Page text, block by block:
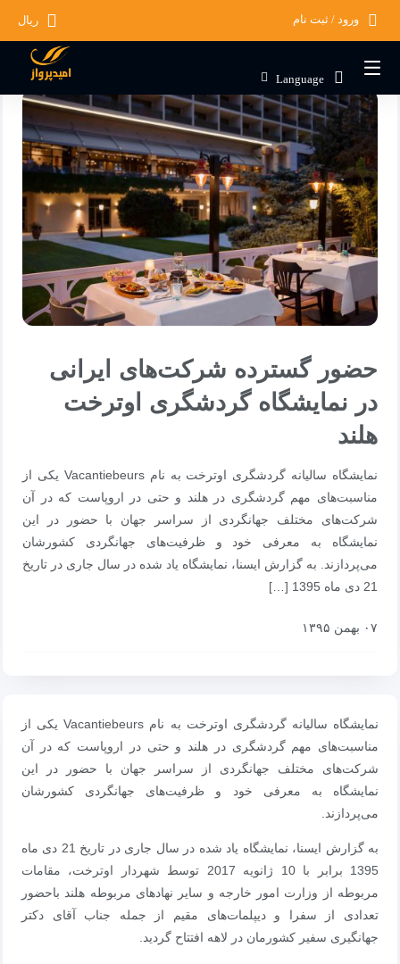
ریال ورود / ثبت نام
Language
حضور گسترده شرکت‌های
حضور گسترده شرکت‌های ایرانی
در نمایشگاه گردشگری اوترخت
هلند
نمایشگاه سالیانه گردشگری اوترخت به نام Vacantiebeurs یکی از
مناسبت‌های مهم گردشگری در هلند و حتی در اروپاست که در آن
شرکت‌های مختلف جهانگردی از سراسر جهان با حضور در این
نمایشگاه به معرفی خود و ظرفیت‌های جهانگردی کشورشان
می‌پردازند. به گزارش ایسنا، نمایشگاه یاد شده در سال جاری در تاریخ
21 دی ماه 1395 […]
۰۷ بهمن ۱۳۹۵
نمایشگاه سالیانه گردشگری اوترخت به نام Vacantiebeurs یکی از
مناسبت‌های مهم گردشگری در هلند و حتی در اروپاست که در آن
شرکت‌های مختلف جهانگردی از سراسر جهان با حضور در این
نمایشگاه به معرفی خود و ظرفیت‌های جهانگردی کشورشان
می‌پردازند.
به گزارش ایسنا، نمایشگاه یاد شده در سال جاری در تاریخ 21 دی ماه
1395 برابر با 10 ژانویه 2017 توسط شهردار اوترخت، مقامات
مربوطه از وزارت امور خارجه و سایر نهادهای مربوطه هلند باحضور
تعدادی از سفرا و دیپلمات‌های مقیم از جمله جناب آقای دکتر
جهانگیری سفیر کشورمان در لاهه افتتاح گردید.